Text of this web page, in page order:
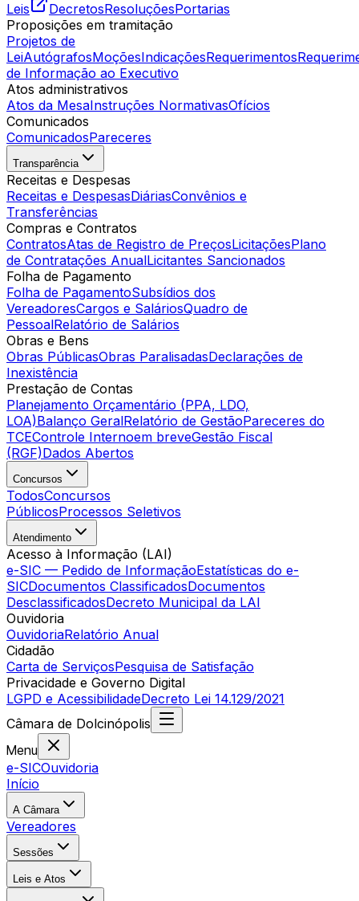
Leis
DecretosResoluçõesPortarias
Proposições em tramitação
Projetos de
LeiAutógrafosMoçõesIndicaçõesRequerimentos
de Informação ao Executivo
Atos administrativos
Atos da MesaInstruções NormativasOfícios
Comunicados
ComunicadosPareceres
Transparência
Receitas e Despesas
Receitas e DespesasDiáriasConvênios e
Transferências
Compras e Contratos
ContratosAtas de Registro de PreçosLicitaçõesPlano
de Contratações AnualLicitantes Sancionados
Folha de Pagamento
Folha de PagamentoSubsídios dos
VereadoresCargos e SaláriosQuadro de
PessoalRelatório de Salários
Obras e Bens
Obras PúblicasObras ParalisadasDeclarações de
Inexistência
Prestação de Contas
Planejamento Orçamentário (PPA, LDO,
LOA)Balanço GeralRelatório de GestãoPareceres do
TCEControle Internoem breveGestão Fiscal
(RGF)Dados Abertos
Concursos
TodosConcursos
PúblicosProcessos Seletivos
Atendimento
Acesso à Informação (LAI)
e-SIC — Pedido de InformaçãoEstatísticas do e-
SICDocumentos ClassificadosDocumentos
DesclassificadosDecreto Municipal da LAI
Ouvidoria
OuvidoriaRelatório Anual
Cidadão
Carta de ServiçosPesquisa de Satisfação
Privacidade e Governo Digital
LGPD e AcessibilidadeDecreto Lei 14.129/2021
Câmara de Dolcinópolis
Menu
e-SICOuvidoria
Início
A Câmara
Vereadores
Sessões
Leis e Atos